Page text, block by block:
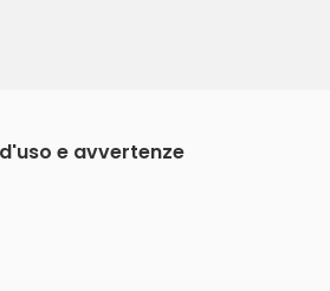
e avvertenze